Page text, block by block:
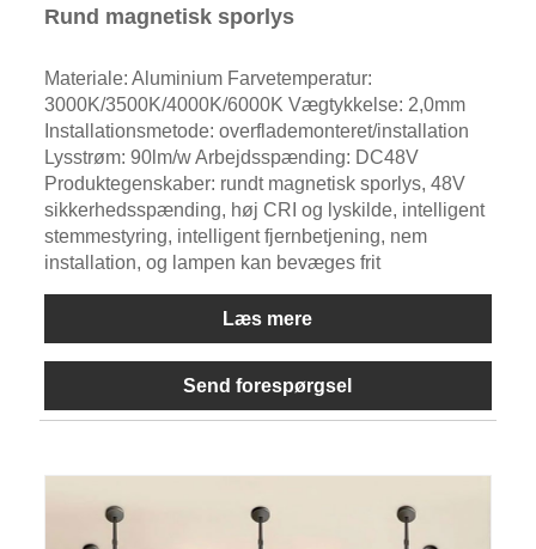
Rund magnetisk sporlys
Materiale: Aluminium Farvetemperatur:
3000K/3500K/4000K/6000K Vægtykkelse: 2,0mm
Installationsmetode: overflademonteret/installation
Lysstrøm: 90lm/w Arbejdsspænding: DC48V
Produktegenskaber: rundt magnetisk sporlys, 48V
sikkerhedsspænding, høj CRI og lyskilde, intelligent
stemmestyring, intelligent fjernbetjening, nem
installation, og lampen kan bevæges frit
Læs mere
Send forespørgsel